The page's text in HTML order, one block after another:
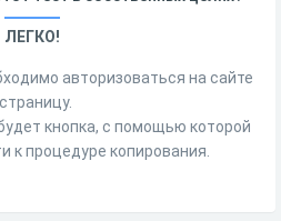
ЛЕГКО!
авторизоваться на сайте
кнопка, с помощью которой
к процедуре копирования.